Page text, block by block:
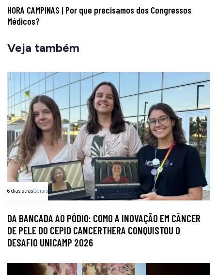
HORA CAMPINAS | Por que precisamos dos Congressos
Médicos?
Veja também
6 dias atrásGerais
DA BANCADA AO PÓDIO: COMO A INOVAÇÃO EM CÂNCER
DE PELE DO CEPID CANCERTHERA CONQUISTOU O
DESAFIO UNICAMP 2026